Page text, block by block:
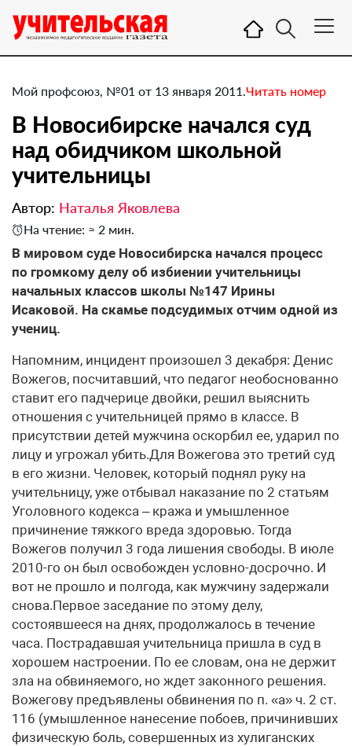
Мой профсоюз, №01 от 13 января 2011.Читать номер
​В Новосибирске начался суд
над обидчиком школьной
учительницы
Автор: Наталья Яковлева
На чтение: ≈ 2 мин.
В мировом суде Новосибирска начался процесс
по громкому делу об избиении учительницы
начальных классов школы №147 Ирины
Исаковой. На скамье подсудимых отчим одной из
учениц.
Напомним, инцидент произошел 3 декабря: Денис
Вожегов, посчитавший, что педагог необоснованно
ставит его падчерице двойки, решил выяснить
отношения с учительницей прямо в классе. В
присутствии детей мужчина оскорбил ее, ударил по
лицу и угрожал убить.Для Вожегова это третий суд
в его жизни. Человек, который поднял руку на
учительницу, уже отбывал наказание по 2 статьям
Уголовного кодекса – кража и умышленное
причинение тяжкого вреда здоровью. Тогда
Вожегов получил 3 года лишения свободы. В июле
2010-го он был освобожден условно-досрочно. И
вот не прошло и полгода, как мужчину задержали
снова.Первое заседание по этому делу,
состоявшееся на днях, продолжалось в течение
часа. Пострадавшая учительница пришла в суд в
хорошем настроении. По ее словам, она не держит
зла на обвиняемого, но ждет законного решения.
Вожегову предъявлены обвинения по п. «а» ч. 2 ст.
116 (умышленное нанесение побоев, причинивших
физическую боль, совершенных из хулиганских